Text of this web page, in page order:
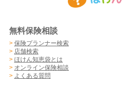
無料保険相談
> 保険プランナー検索
> 店舗検索
> ほけん知恵袋とは
> オンライン保険相談
> よくある質問